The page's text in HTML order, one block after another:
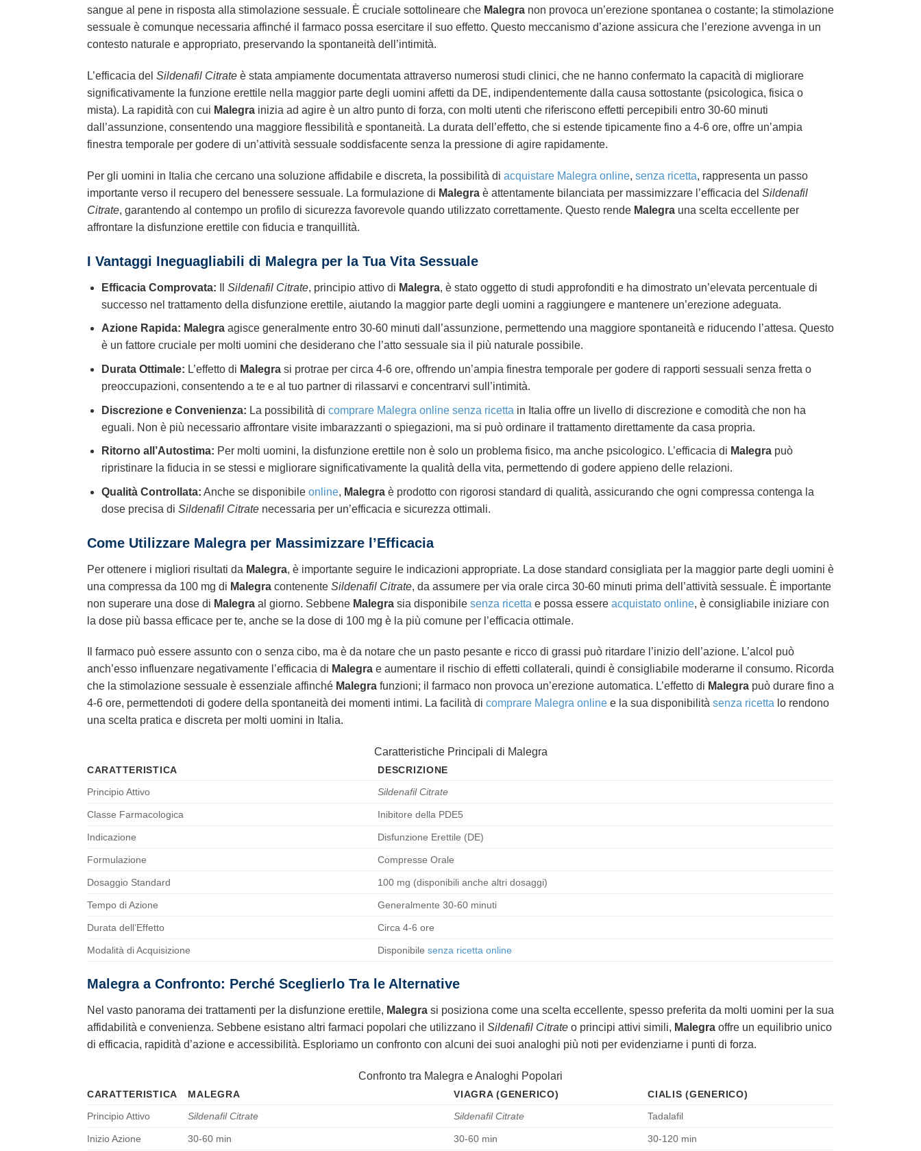
sangue al pene in risposta alla stimolazione sessuale. È cruciale sottolineare che Malegra non provoca un’erezione spontanea o costante; la stimolazione
sessuale è comunque necessaria affinché il farmaco possa esercitare il suo effetto. Questo meccanismo d’azione assicura che l’erezione avvenga in un
contesto naturale e appropriato, preservando la spontaneità dell’intimità.
L’efficacia del Sildenafil Citrate è stata ampiamente documentata attraverso numerosi studi clinici, che ne hanno confermato la capacità di migliorare
significativamente la funzione erettile nella maggior parte degli uomini affetti da DE, indipendentemente dalla causa sottostante (psicologica, fisica o
mista). La rapidità con cui Malegra inizia ad agire è un altro punto di forza, con molti utenti che riferiscono effetti percepibili entro 30-60 minuti
dall’assunzione, consentendo una maggiore flessibilità e spontaneità. La durata dell’effetto, che si estende tipicamente fino a 4-6 ore, offre un’ampia
finestra temporale per godere di un’attività sessuale soddisfacente senza la pressione di agire rapidamente.
Per gli uomini in Italia che cercano una soluzione affidabile e discreta, la possibilità di acquistare Malegra online, senza ricetta, rappresenta un passo
importante verso il recupero del benessere sessuale. La formulazione di Malegra è attentamente bilanciata per massimizzare l’efficacia del Sildenafil
Citrate, garantendo al contempo un profilo di sicurezza favorevole quando utilizzato correttamente. Questo rende Malegra una scelta eccellente per
affrontare la disfunzione erettile con fiducia e tranquillità.
I Vantaggi Ineguagliabili di Malegra per la Tua Vita Sessuale
Efficacia Comprovata: Sildenafil Citrate, principio attivo di Malegra, è stato oggetto di studi approfonditi e ha dimostrato un’elevata percentuale di
successo nel trattamento della disfunzione erettile, aiutando la maggior parte degli uomini a raggiungere e mantenere un’erezione adeguata.
Azione Rapida: Malegraagisce generalmente entro 30-60 minuti dall’assunzione, permettendo una maggiore spontaneità e riducendo l’attesa. Questo
è un fattore cruciale per molti uomini che desiderano che l’atto sessuale sia il più naturale possibile.
Durata Ottimale: L’effetto di Malegrasi protrae per circa 4-6 ore, offrendo un’ampia finestra temporale per godere di rapporti sessuali senza fretta o
preoccupazioni, consentendo a te e al tuo partner di rilassarvi e concentrarvi sull’intimità.
Discrezione e Convenienza: La possibilità di comprare Malegra online senza ricetta in Italia offre un livello di discrezione e comodità che non ha
eguali. Non è più necessario affrontare visite imbarazzanti o spiegazioni, ma si può ordinare il trattamento direttamente da casa propria.
Ritorno all’Autostima: Per molti uomini, la disfunzione erettile non è solo un problema fisico, ma anche psicologico. L’efficacia di Malegrapuò
ripristinare la fiducia in se stessi e migliorare significativamente la qualità della vita, permettendo di godere appieno delle relazioni.
Qualità Controllata: Anche se disponibile online, Malegraè prodotto con rigorosi standard di qualità, assicurando che ogni compressa contenga la
dose precisa di Sildenafil Citratenecessaria per un’efficacia e sicurezza ottimali.
Come Utilizzare Malegra per Massimizzare l’Efficacia
Per ottenere i migliori risultati da Malegra, è importante seguire le indicazioni appropriate. La dose standard consigliata per la maggior parte degli uomini è
una compressa da 100 mg di Malegra contenente Sildenafil Citrate, da assumere per via orale circa 30-60 minuti prima dell’attività sessuale. È importante
non superare una dose di Malegra al giorno. Sebbene Malegra sia disponibile senza ricetta e possa essere acquistato online, è consigliabile iniziare con
la dose più bassa efficace per te, anche se la dose di 100 mg è la più comune per l’efficacia ottimale.
Il farmaco può essere assunto con o senza cibo, ma è da notare che un pasto pesante e ricco di grassi può ritardare l’inizio dell’azione. L’alcol può
anch’esso influenzare negativamente l’efficacia di Malegra e aumentare il rischio di effetti collaterali, quindi è consigliabile moderarne il consumo. Ricorda
che la stimolazione sessuale è essenziale affinché Malegra funzioni; il farmaco non provoca un’erezione automatica. L’effetto di Malegra può durare fino a
4-6 ore, permettendoti di godere della spontaneità dei momenti intimi. La facilità di comprare Malegra online e la sua disponibilità senza ricetta lo rendono
una scelta pratica e discreta per molti uomini in Italia.
Caratteristiche Principali di Malegra
CARATTERISTICA
DESCRIZIONE
Principio Attivo
Sildenafil Citrate
Classe Farmacologica Inibitore della PDE5
Indicazione Disfunzione Erettile (DE)
Formulazione Compresse Orale
Dosaggio Standard 100 mg (disponibili anche altri dosaggi)
Tempo di Azione Generalmente 30-60 minuti
Durata dell’Effetto Circa 4-6 ore
Modalità di Acquisizione Disponibilesenza ricetta online
Malegra a Confronto: Perché Sceglierlo Tra le Alternative
Nel vasto panorama dei trattamenti per la disfunzione erettile, Malegra si posiziona come una scelta eccellente, spesso preferita da molti uomini per la sua
affidabilità e convenienza. Sebbene esistano altri farmaci popolari che utilizzano il Sildenafil Citrate o principi attivi simili, Malegra offre un equilibrio unico
di efficacia, rapidità d’azione e accessibilità. Esploriamo un confronto con alcuni dei suoi analoghi più noti per evidenziarne i punti di forza.
Confronto tra Malegra e Analoghi Popolari
CARATTERISTICA MALEGRA VIAGRA (GENERICO)
CIALIS (GENERICO)
Principio Attivo
Sildenafil Citrate Sildenafil Citrate Tadalafil
Inizio Azione 30-60 min 30-60 min 30-120 min